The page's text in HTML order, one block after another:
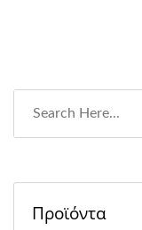
Προϊόντα